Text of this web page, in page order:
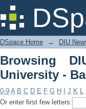
Browsing
DSpace Home → DIU
Browsing
University -
0-9 A B C D E F G H J K L
Or enter first few letters: